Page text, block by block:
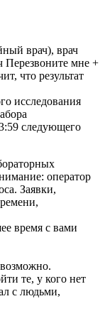
врач), врач
Перезвоните мне +
что результат
исследования
следующего
оператор
Заявки,
время с вами
те, у кого нет
с людьми,